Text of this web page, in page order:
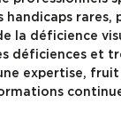
handicaps
la déficience
déficiences et
expertise, fruit